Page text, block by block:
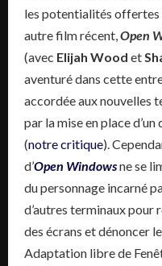
les potentialités offertes
autre film récent,Open
(avec Elijah Wood et
aventuré dans cette
accordée aux nouvelles
par la mise en place
(notre critique).
d’Open Windowsne se
du personnage incarné
d’autres terminaux pour
des écrans et dénoncer
Adaptation libre de